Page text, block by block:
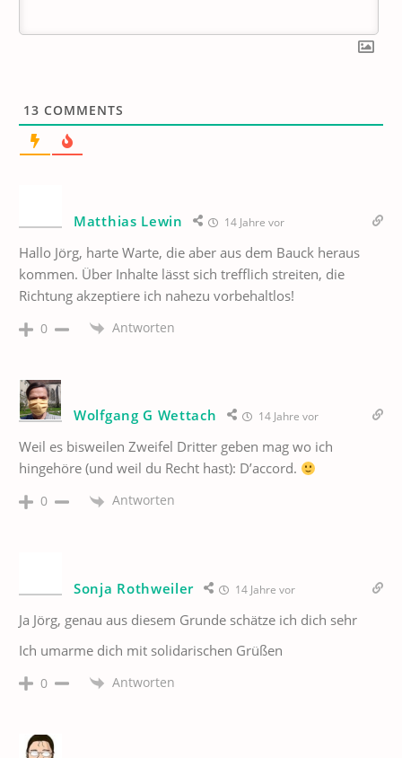
13 COMMENTS
Matthias Lewin 14 Jahre vor
Hallo Jörg, harte Warte, die aber aus dem Bauck heraus
kommen. Über Inhalte lässt sich trefflich streiten, die
Richtung akzeptiere ich nahezu vorbehaltlos!
0 Antworten
Wolfgang G Wettach 14 Jahre vor
Weil es bisweilen Zweifel Dritter geben mag wo ich
hingehöre (und weil du Recht hast): D’accord.
0 Antworten
Sonja Rothweiler 14 Jahre vor
Ja Jörg, genau aus diesem Grunde schätze ich dich sehr
Ich umarme dich mit solidarischen Grüßen
0 Antworten